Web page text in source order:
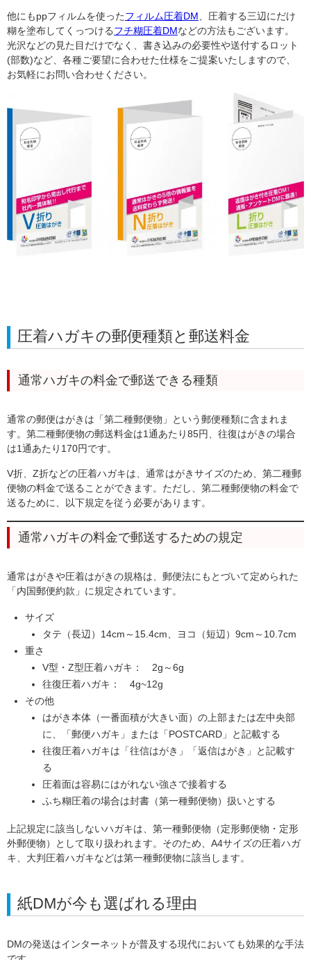
他にもppフィルムを使ったフィルム圧着DM、圧着する三辺にだけ
糊を塗布してくっつけるフチ糊圧着DMなどの方法もございます。
光沢などの見た目だけでなく、書き込みの必要性や送付するロット
(部数)など、各種ご要望に合わせた仕様をご提案いたしますので、
お気軽にお問い合わせください。
圧着ハガキの郵便種類と郵送料金
通常ハガキの料金で郵送できる種類
通常の郵便はがきは「第二種郵便物」という郵便種類に含まれま
す。第二種郵便物の郵送料金は1通あたり85円、往復はがきの場合
は1通あたり170円です。
V折、Z折などの圧着ハガキは、通常はがきサイズのため、第二種郵
便物の料金で送ることができます。ただし、第二種郵便物の料金で
送るために、以下規定を従う必要があります。
通常ハガキの料金で郵送するための規定
通常はがきや圧着はがきの規格は、郵便法にもとづいて定められた
「内国郵便約款」に規定されています。
サイズ
タテ（長辺）14cm～15.4cm、ヨコ（短辺）9cm～10.7cm
重さ
V型・Z型圧着ハガキ： 2g～6g
往復圧着ハガキ： 4g~12g
その他
はがき本体（一番面積が大きい面）の上部または左中央部
に、「郵便ハガキ」または「POSTCARD」と記載する
往復圧着ハガキは「往信はがき」「返信はがき」と記載す
る
圧着面は容易にはがれない強さで接着する
ふち糊圧着の場合は封書（第一種郵便物）扱いとする
上記規定に該当しないハガキは、第一種郵便物（定形郵便物・定形
外郵便物）として取り扱われます。そのため、A4サイズの圧着ハガ
キ、大判圧着ハガキなどは第一種郵便物に該当します。
紙DMが今も選ばれる理由
DMの発送はインターネットが普及する現代においても効果的な手法